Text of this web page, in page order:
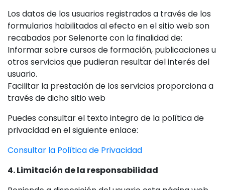
Los datos de los usuarios registrados a través de los
formularios habilitados al efecto en el sitio web son
recabados por Selenorte con la finalidad de:
Informar sobre cursos de formación, publicaciones u
otros servicios que pudieran resultar del interés del
usuario.
Facilitar la prestación de los servicios proporciona a
través de dicho sitio web
Puedes consultar el texto integro de la política de
privacidad en el siguiente enlace:
Consultar la Política de Privacidad
4. Limitación de la responsabilidad